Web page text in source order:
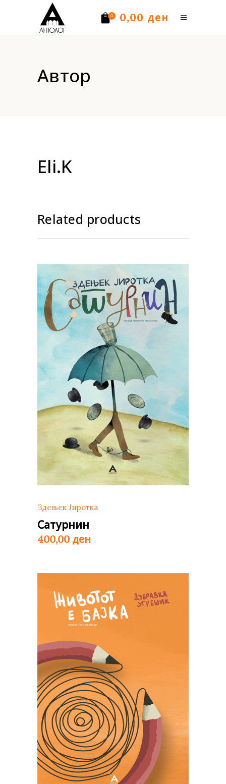
0 0,00 ден
Автор
Eli.K
Related products
Здењек Јиротка
Сатурнин
400,00 ден